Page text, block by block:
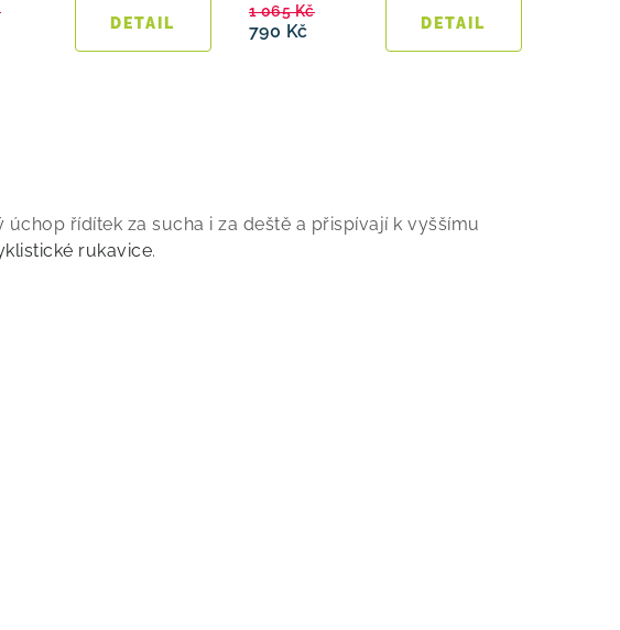
790 Kč
1 065 Kč
řídítek za sucha i za deště a přispívají k vyššímu
rukavice.